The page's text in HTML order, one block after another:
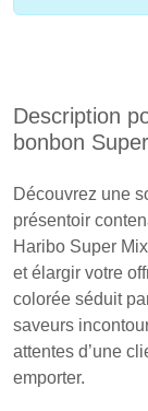
Description
bonbon
Découvrez une
présentoir
Haribo Super
et élargir votre
colorée séduit
saveurs
attentes d’une
emporter.